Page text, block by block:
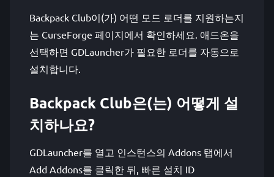
Backpack Club이(가) 어떤 모드 로더를 지원하는지
는 CurseForge 페이지에서 확인하세요. 애드온을
선택하면 GDLauncher가 필요한 로더를 자동으로
설치합니다.
Backpack Club은(는) 어떻게 설
치하나요?
GDLauncher를 열고 인스턴스의 Addons 탭에서
Add Addons를 클릭한 뒤, 빠른 설치 ID